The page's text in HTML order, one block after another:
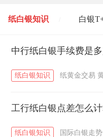
纸白银知识 白银
黄金T+D知识 / 粤贵
中行纸白银手续费是
纸白银知识 纸黄金交易
工行纸白银点差怎么
纸白银知识 国际白银走势